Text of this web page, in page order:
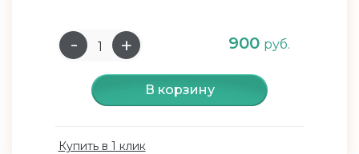
900 руб.
В корзину
Купить в 1 клик